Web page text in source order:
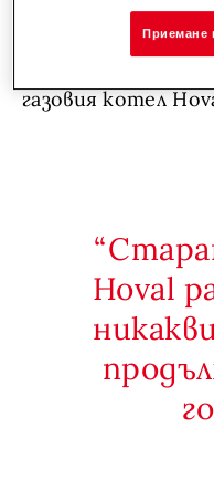
обявиха нови
нефт и газ.
газовия котел
Hoval
Приемане